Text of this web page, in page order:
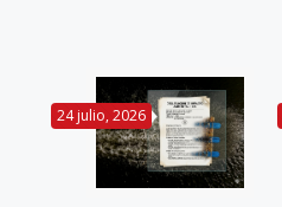
24 julio, 2026